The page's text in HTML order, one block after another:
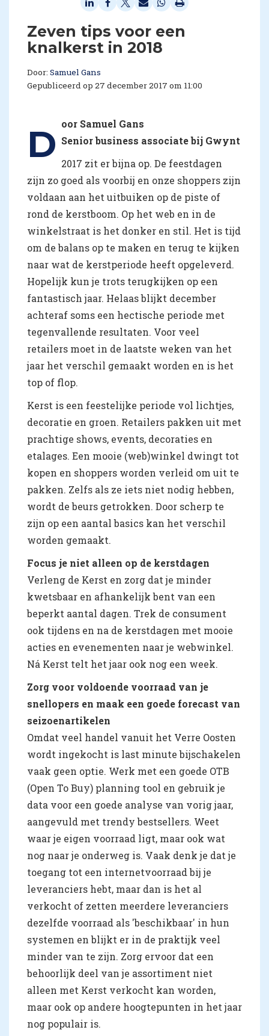
Zeven tips voor een
knalkerst in 2018
Door: Samuel Gans
Gepubliceerd op 27 december 2017 om 11:00
D oor Samuel Gans
Senior business associate bij Gwynt
2017 zit er bijna op. De feestdagen
zijn zo goed als voorbij en onze shoppers zijn
voldaan aan het uitbuiken op de piste of
rond de kerstboom. Op het web en in de
winkelstraat is het donker en stil. Het is tijd
om de balans op te maken en terug te kijken
naar wat de kerstperiode heeft opgeleverd.
Hopelijk kun je trots terugkijken op een
fantastisch jaar. Helaas blijkt december
achteraf soms een hectische periode met
tegenvallende resultaten. Voor veel
retailers moet in de laatste weken van het
jaar het verschil gemaakt worden en is het
top of flop.
Kerst is een feestelijke periode vol lichtjes,
decoratie en groen. Retailers pakken uit met
prachtige shows, events, decoraties en
etalages. Een mooie (web)winkel dwingt tot
kopen en shoppers worden verleid om uit te
pakken. Zelfs als ze iets niet nodig hebben,
wordt de beurs getrokken. Door scherp te
zijn op een aantal basics kan het verschil
worden gemaakt.
Focus je niet alleen op de kerstdagen
Verleng de Kerst en zorg dat je minder
kwetsbaar en afhankelijk bent van een
beperkt aantal dagen. Trek de consument
ook tijdens en na de kerstdagen met mooie
acties en evenementen naar je webwinkel.
Ná Kerst telt het jaar ook nog een week.
Zorg voor voldoende voorraad van je
snellopers en maak een goede forecast van
seizoenartikelen
Omdat veel handel vanuit het Verre Oosten
wordt ingekocht is last minute bijschakelen
vaak geen optie. Werk met een goede OTB
(Open To Buy) planning tool en gebruik je
data voor een goede analyse van vorig jaar,
aangevuld met trendy bestsellers. Weet
waar je eigen voorraad ligt, maar ook wat
nog naar je onderweg is. Vaak denk je dat je
toegang tot een internetvoorraad bij je
leveranciers hebt, maar dan is het al
verkocht of zetten meerdere leveranciers
dezelfde voorraad als 'beschikbaar' in hun
systemen en blijkt er in de praktijk veel
minder van te zijn. Zorg ervoor dat een
behoorlijk deel van je assortiment niet
alleen met Kerst verkocht kan worden,
maar ook op andere hoogtepunten in het jaar
nog populair is.